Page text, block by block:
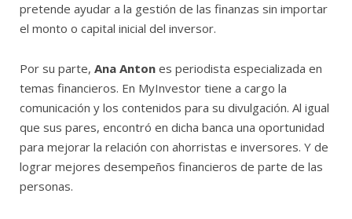
pretende ayudar a la gestión de las finanzas sin importar
el monto o capital inicial del inversor.
Por su parte, Ana Anton es periodista especializada en
temas financieros. En MyInvestor tiene a cargo la
comunicación y los contenidos para su divulgación. Al igual
que sus pares, encontró en dicha banca una oportunidad
para mejorar la relación con ahorristas e inversores. Y de
lograr mejores desempeños financieros de parte de las
personas.